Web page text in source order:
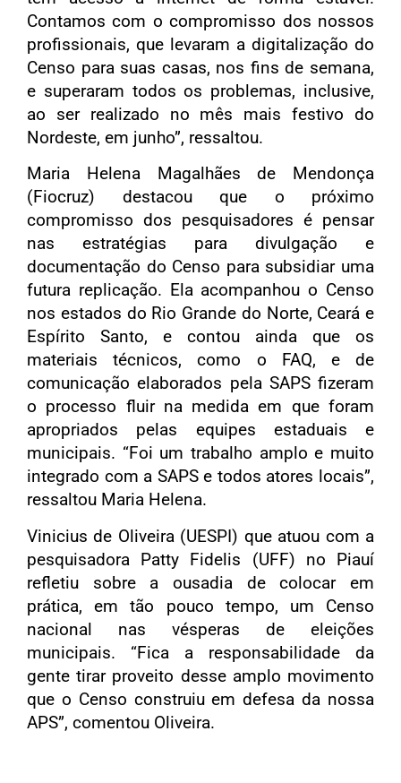
Contamos com o compromisso dos nossos
profissionais, que levaram a digitalização do
Censo para suas casas, nos fins de semana,
e superaram todos os problemas, inclusive,
ao ser realizado no mês mais festivo do
Nordeste, em junho”, ressaltou.
Maria Helena Magalhães de Mendonça
(Fiocruz) destacou que o próximo
compromisso dos pesquisadores é pensar
nas estratégias para divulgação e
documentação do Censo para subsidiar uma
futura replicação. Ela acompanhou o Censo
nos estados do Rio Grande do Norte, Ceará e
Espírito Santo, e contou ainda que os
materiais técnicos, como o FAQ, e de
comunicação elaborados pela SAPS fizeram
o processo fluir na medida em que foram
apropriados pelas equipes estaduais e
municipais. “Foi um trabalho amplo e muito
integrado com a SAPS e todos atores locais”,
ressaltou Maria Helena.
Vinicius de Oliveira (UESPI) que atuou com a
pesquisadora Patty Fidelis (UFF) no Piauí
refletiu sobre a ousadia de colocar em
prática, em tão pouco tempo, um Censo
nacional nas vésperas de eleições
municipais. “Fica a responsabilidade da
gente tirar proveito desse amplo movimento
que o Censo construiu em defesa da nossa
APS”, comentou Oliveira.